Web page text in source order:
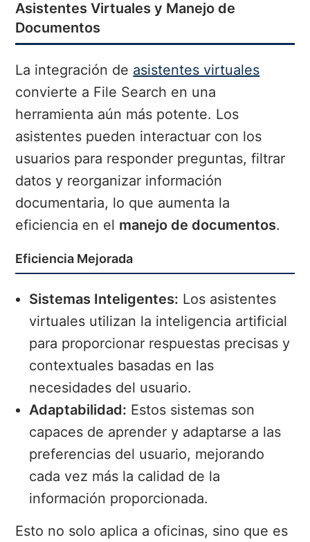
Asistentes Virtuales y Manejo de
Documentos
La integración de asistentes virtuales
convierte a File Search en una
herramienta aún más potente. Los
asistentes pueden interactuar con los
usuarios para responder preguntas, filtrar
datos y reorganizar información
documentaria, lo que aumenta la
eficiencia en el manejo de documentos.
Eficiencia Mejorada
Sistemas Inteligentes: Los asistentes
virtuales utilizan la inteligencia artificial
para proporcionar respuestas precisas y
contextuales basadas en las
necesidades del usuario.
Adaptabilidad: Estos sistemas son
capaces de aprender y adaptarse a las
preferencias del usuario, mejorando
cada vez más la calidad de la
información proporcionada.
Esto no solo aplica a oficinas, sino que es